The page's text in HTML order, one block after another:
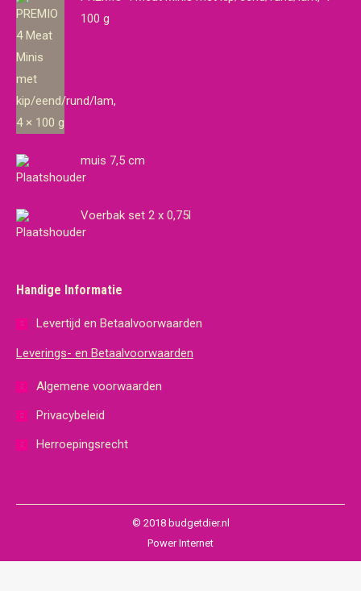
100 g
muis 7,5 cm
Voerbak set 2 x 0,75l
Handige Informatie
Levertijd en Betaalvoorwaarden
Leverings- en Betaalvoorwaarden
Algemene voorwaarden
Privacybeleid
Herroepingsrecht
© 2018 budgetdier.nl
Power Internet